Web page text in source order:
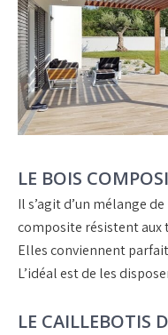
LE BOIS
Il s’agit d’un mélange
composite résistent aux
Elles conviennent
L’idéal est de les
LE CAILLEBOTIS